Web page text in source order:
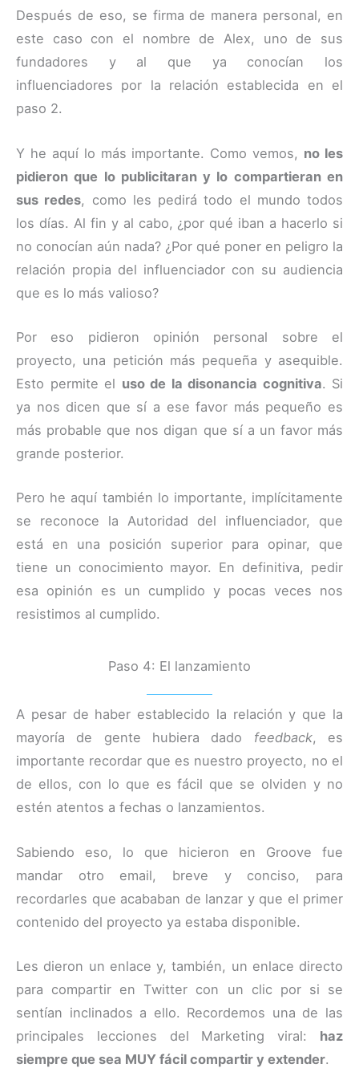
Después de eso, se firma de manera personal, en
este caso con el nombre de Alex, uno de sus
fundadores y al que ya conocían los
influenciadores por la relación establecida en el
paso 2.
Y he aquí lo más importante. Como vemos, no les
pidieron que lo publicitaran y lo compartieran en
sus redes, como les pedirá todo el mundo todos
los días. Al fin y al cabo, ¿por qué iban a hacerlo si
no conocían aún nada? ¿Por qué poner en peligro la
relación propia del influenciador con su audiencia
que es lo más valioso?
Por eso pidieron opinión personal sobre el
proyecto, una petición más pequeña y asequible.
Esto permite el uso de la disonancia cognitiva. Si
ya nos dicen que sí a ese favor más pequeño es
más probable que nos digan que sí a un favor más
grande posterior.
Pero he aquí también lo importante, implícitamente
se reconoce la Autoridad del influenciador, que
está en una posición superior para opinar, que
tiene un conocimiento mayor. En definitiva, pedir
esa opinión es un cumplido y pocas veces nos
resistimos al cumplido.
Paso 4: El lanzamiento
A pesar de haber establecido la relación y que la
mayoría de gente hubiera dado feedback, es
importante recordar que es nuestro proyecto, no el
de ellos, con lo que es fácil que se olviden y no
estén atentos a fechas o lanzamientos.
Sabiendo eso, lo que hicieron en Groove fue
mandar otro email, breve y conciso, para
recordarles que acababan de lanzar y que el primer
contenido del proyecto ya estaba disponible.
Les dieron un enlace y, también, un enlace directo
para compartir en Twitter con un clic por si se
sentían inclinados a ello. Recordemos una de las
principales lecciones del Marketing viral: haz
siempre que sea MUY fácil compartir y extender.